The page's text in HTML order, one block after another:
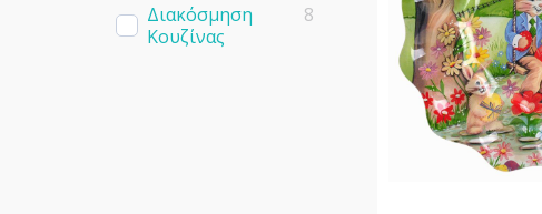
Διακόσμηση
Κουζίνας
8